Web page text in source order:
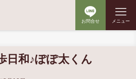
お問合せ メニュー
日和♪ぽぽ太くん